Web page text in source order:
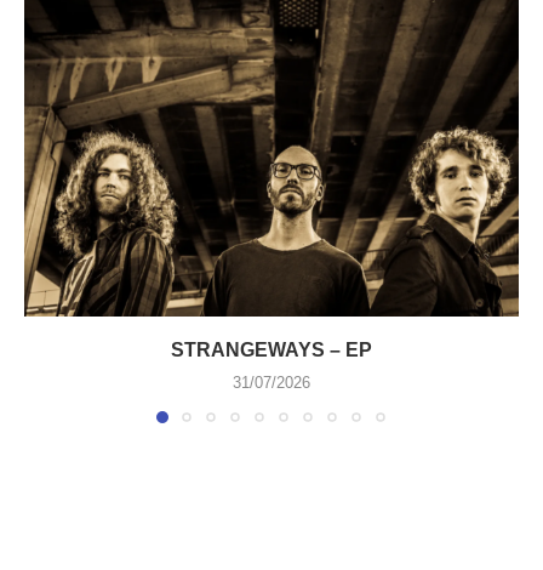
STRANGEWAYS – EP
31/07/2026